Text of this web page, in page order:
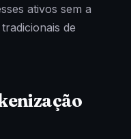
ativos sem a
de